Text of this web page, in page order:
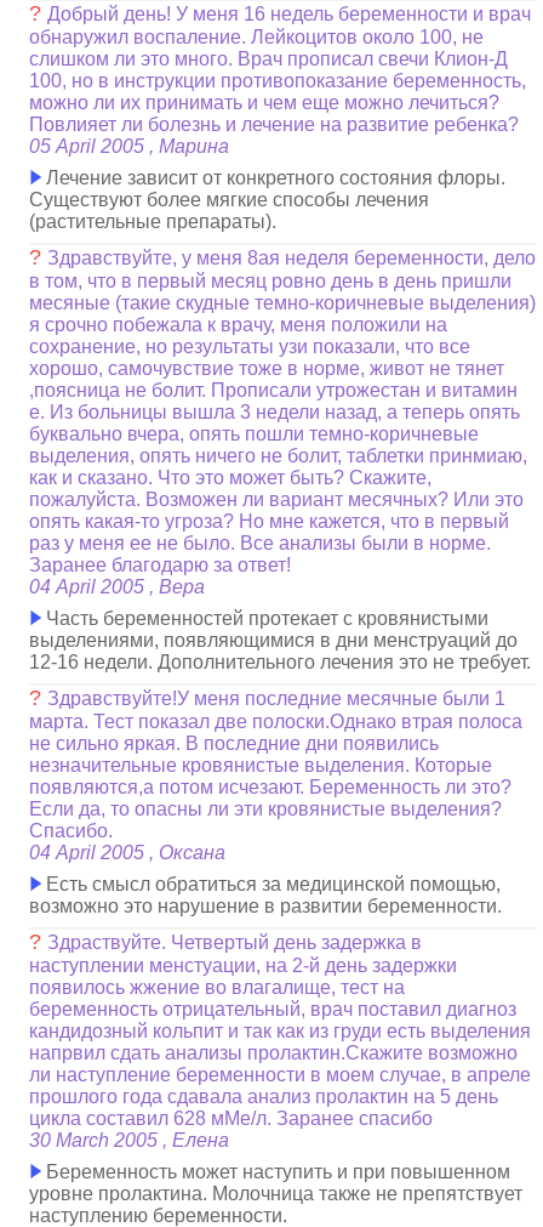
?Добрый день! У меня 16 недель беременности и врач
обнаружил воспаление. Лейкоцитов около 100, не
слишком ли это много. Врач прописал свечи Клион-Д
100, но в инструкции противопоказание беременность,
можно ли их принимать и чем еще можно лечиться?
Повлияет ли болезнь и лечение на развитие ребенка?
05 April 2005 , Марина
Лечение зависит от конкретного состояния флоры.
Существуют более мягкие способы лечения
(растительные препараты).
? Здравствуйте, у меня 8ая неделя беременности, дело
в том, что в первый месяц ровно день в день пришли
месяные (такие скудные темно-коричневые выделения)
я срочно побежала к врачу, меня положили на
сохранение, но результаты узи показали, что все
хорошо, самочувствие тоже в норме, живот не тянет
,поясница не болит. Прописали утрожестан и витамин
е. Из больницы вышла 3 недели назад, а теперь опять
буквально вчера, опять пошли темно-коричневые
выделения, опять ничего не болит, таблетки принмиаю,
как и сказано. Что это может быть? Скажите,
пожалуйста. Возможен ли вариант месячных? Или это
опять какая-то угроза? Но мне кажется, что в первый
раз у меня ее не было. Все анализы были в норме.
Заранее благодарю за ответ!
04 April 2005 , Вера
Часть беременностей протекает с кровянистыми
выделениями, появляющимися в дни менструаций до
12-16 недели. Дополнительного лечения это не требует.
? Здравствуйте!У меня последние месячные были 1
марта. Тест показал две полоски.Однако втрая полоса
не сильно яркая. В последние дни появились
незначительные кровянистые выделения. Которые
появляются,а потом исчезают. Беременность ли это?
Если да, то опасны ли эти кровянистые выделения?
Спасибо.
04 April 2005 , Оксана
Есть смысл обратиться за медицинской помощью,
возможно это нарушение в развитии беременности.
? Здраствуйте. Четвертый день задержка в
наступлении менстуации, на 2-й день задержки
появилось жжение во влагалище, тест на
беременность отрицательный, врач поставил диагноз
кандидозный кольпит и так как из груди есть выделения
напрвил сдать анализы пролактин.Скажите возможно
ли наступление беременности в моем случае, в апреле
прошлого года сдавала анализ пролактин на 5 день
цикла составил 628 мМе/л. Заранее спасибо
30 March 2005 , Елена
Беременность может наступить и при повышенном
уровне пролактина. Молочница также не препятствует
наступлению беременности.